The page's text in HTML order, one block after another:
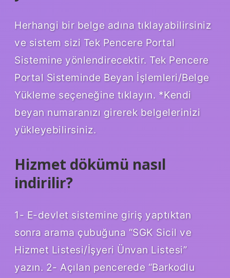
Herhangi bir belge adına tıklayabilirsiniz
ve sistem sizi Tek Pencere Portal
Sistemine yönlendirecektir. Tek Pencere
Portal Sisteminde Beyan İşlemleri/Belge
Yükleme seçeneğine tıklayın. *Kendi
beyan numaranızı girerek belgelerinizi
yükleyebilirsiniz.
Hizmet dökümü nasıl
indirilir?
1- E-devlet sistemine giriş yaptıktan
sonra arama çubuğuna “SGK Sicil ve
Hizmet Listesi/İşyeri Ünvan Listesi”
yazın. 2- Açılan pencerede “Barkodlu